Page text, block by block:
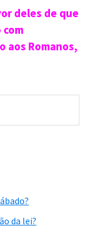
deles de que
aos Romanos,
da lei?